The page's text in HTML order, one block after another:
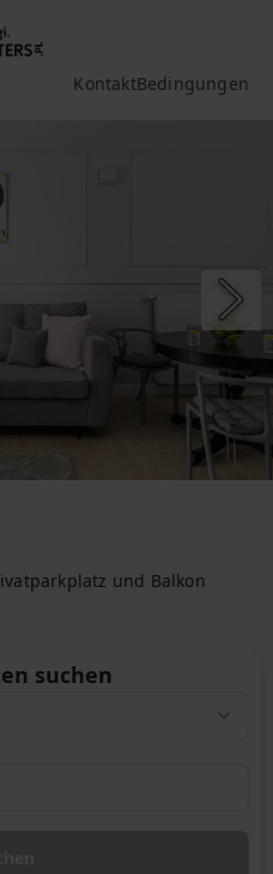
KontaktBedingungen
und Balkon
suchen